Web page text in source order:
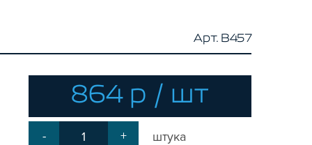
Арт. B457
864 р / шт
- + штука